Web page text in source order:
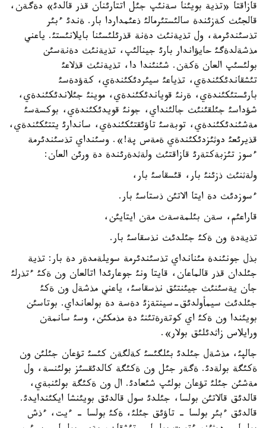
قازاقتا «تذية بويئنا سةنئپ جئل اتتارئنان قذر قالدئ» دةگةن،
قالجئث كةزئندة سالئستئرمالئ ذعئمداردا بار. ةندئ ءبئر
تذسئندئرمة، ول تذيةنئث دةنة قذرئلئسئنا بايلانئستئ. ياعني
مذشةلدةگئ حايؤاندار بارئ جينالئپ، تذيةنئث دةنةسئن
بولئسئپ العان ةكةن. شئنئندا دا، تذيةنئث قذلاعئ
تئشقاندئكئندةي، تذياعئ سيئردئكئندةي، كةؤدةسئ
بارئستئكئندةي، ةرنئ قوياندئكئندةي، موينئ جئلاندئكئندةي،
شؤداسئ جئلقئنئث جالئنداي، جونئ قويدئكئندةي، بوكسةسئ
مةشئندئكئندةي، توبةسئ تاؤئقتئكئندةي، ساندارئ يتتئكئندةي،
قذيرئعئ دوثئزدئكئندةي ةمةس پة!». وسئنداي تذسئندئرمة
ءسوز تئزبةكتةرئ قازاقتئث ولةثدةرئندة دة ورئن العان:
ولةثنئث ذزئنئ بار، قئسقاسئ بار،
ءسوزدئث دة ايتا الاتئن ذستاسئ بار.
قاراعئم، سةن بئلمةسةث مةن ايتايئن،
تذيةدة ون ةكئ جئلدئث نذسقاسئ بار.
بذل جونئندة مئنانداي تذسئندئرمة سويلةمدةر دة بار: تذية
جئلدان قذر قالماعان، قايتا ونئ جوعارئدا اتالعان ون ةكئ ءتذرلئ
جان يةسئنئث جيئنتئق نذسقاسئ، ياعني مذشةل ون ةكئ
جئلدئث سيمأولدئق-سينتةزئ دةسة دة بولعانداي. بوتاسئن
بويئندا ون ةكئ اي كوتةرةتئنئ دة مذمكئن، وسئ سانمةن
ورايلاس زاثدئلئق بولار».
جالپئ، مذشةل جئلدئ بئلگئسئ كةلگةن كئسئ تؤعان جئلئن ون
ةكئگة بولةدئ. ةگةر جئل ون ةكئگة كالدئقسئز بولئنسة، ول
مةشئن جئلئ تؤعان بولئپ شئعادئ. ال ون ةكئگة بولئنبةي،
قالدئق قالاتئن بولسا، جئلدئ سول قالدئق بويئنشا ايكئندايدئ.
قالدئق ءبئر بولسا - تاؤئق جئلئ، ةكئ بولسا - ءيت، ءذش